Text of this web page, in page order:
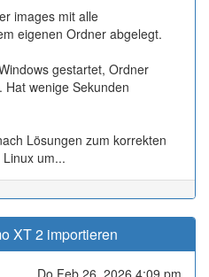
images mit alle
eigenen Ordner abgelegt.
gestartet, Ordner
wenige Sekunden
Lösungen zum korrekten
um...
XT 2 importieren